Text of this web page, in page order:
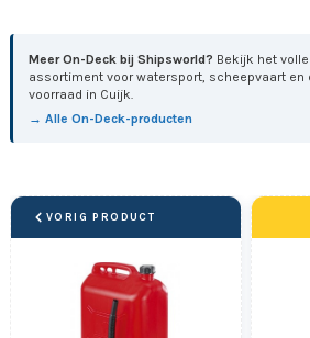
Meer On-Deck bij Shipsworld? Bekijk het
assortiment voor watersport, scheepvaart en
voorraad in Cuijk.
→ Alle On-Deck-producten
VORIG PRODUCT